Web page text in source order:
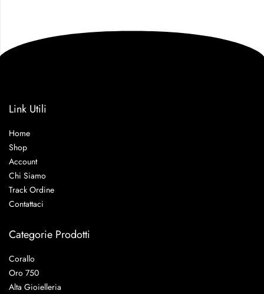
Categorie Prodotti
Corallo
Oro 750
Alta Gioielleria
Link Utili
Home
Shop
Account
Chi Siamo
Track Ordine
Contattaci